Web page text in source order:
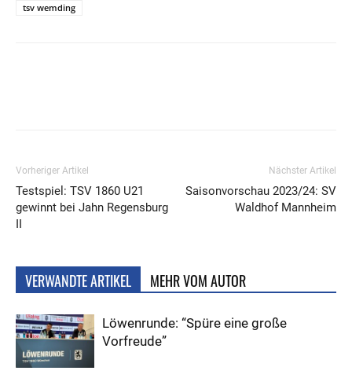
tsv wemding
Vorheriger Artikel
Testspiel: TSV 1860 U21
gewinnt bei Jahn Regensburg
II
Nächster Artikel
Saisonvorschau 2023/24: SV
Waldhof Mannheim
VERWANDTE ARTIKEL MEHR VOM AUTOR
Löwenrunde: “Spüre eine große
Vorfreude”